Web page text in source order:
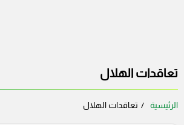
تعاقدات الهلال
الرئيسية تعاقدات الهلال